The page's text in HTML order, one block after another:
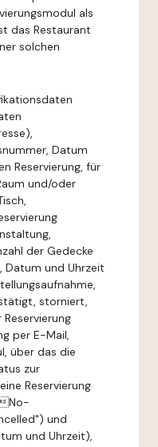
als
das Restaurant
solchen
Datum
Reservierung, für
und/oder
der Gedecke
Datum und Uhrzeit
storniert,
per E-Mail,
über das die
zur
Reservierung
No-
und
und Uhrzeit),